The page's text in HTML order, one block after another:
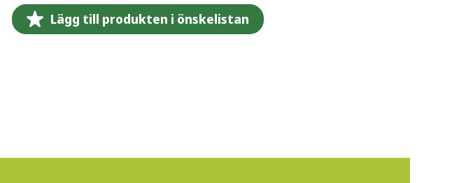
Lägg till produkten i önskelistan